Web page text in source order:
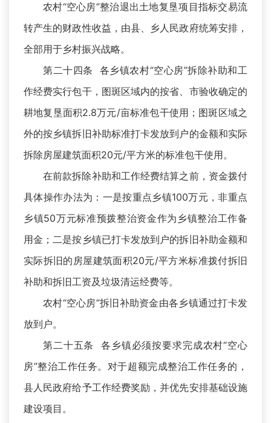
农村“空心房”整治退出土地复垦项目指标交易流
转产生的财政性收益，由县、乡人民政府统筹安排，
全部用于乡村振兴战略。
第二十四条 各乡镇农村“空心房”拆除补助和工
作经费实行包干，图斑区域内的按省、市验收确定的
耕地复垦面积2.8万元/亩标准包干使用；图斑区域之
外的按乡镇拆旧补助标准打卡发放到户的金额和实际
拆除房屋建筑面积20元/平方米的标准包干使用。
在前款拆除补助和工作经费结算之前，资金拨付
具体操作办法为：一是按重点乡镇100万元，非重点
乡镇50万元标准预拨整治资金作为乡镇整治工作备
用金；二是按乡镇已打卡发放到户的拆旧补助金额和
实际拆旧的房屋建筑面积20元/平方米标准拨付拆旧
补助和拆旧工资及垃圾清运经费等。
农村“空心房”拆旧补助资金由各乡镇通过打卡发
放到户。
第二十五条 各乡镇必须按要求完成农村“空心
房”整治工作任务。对于超额完成整治工作任务的，
县人民政府给予工作经费奖励，并优先安排基础设施
建设项目。